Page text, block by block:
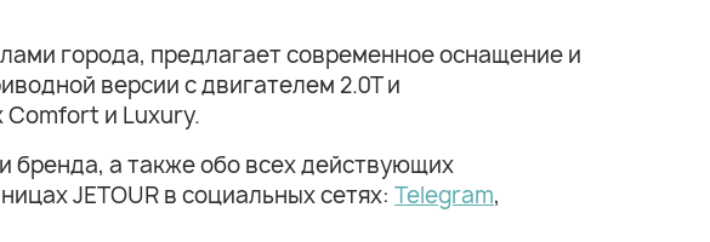
города, предлагает современное оснащение и
версии с двигателем 2.0T и
Comfort и Luxury.
бренда, а также обо всех действующих
JETOUR в социальных сетях: Telegram,